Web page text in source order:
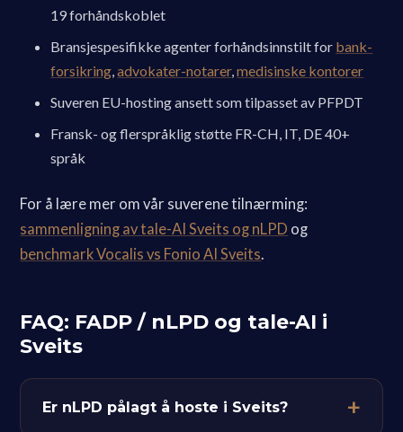
19 forhåndskoblet
Bransjespesifikke agenter forhåndsinnstilt for bank-
forsikring,advokater-notarer,medisinske kontorer
Suveren EU-hosting ansett som tilpasset av PFPDT
Fransk- og flerspråklig støtte FR-CH, IT, DE 40+
språk
For å lære mer om vår suverene tilnærming:
sammenligning av tale-AI Sveits og nLPD og
benchmark Vocalis vs Fonio AI Sveits.
FAQ: FADP / nLPD og tale-AI i
Sveits
Er nLPD pålagt å hoste i Sveits?